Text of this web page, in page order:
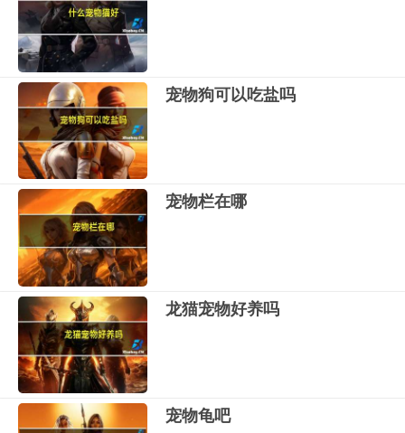
宠物狗可以吃盐吗
宠物栏在哪
龙猫宠物好养吗
宠物龟吧